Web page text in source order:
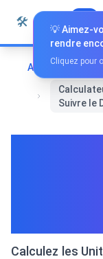
Passer au contenu
🛠️
Accueil
Suivre le
Calculez les
💡 Aimez-
rendre
Cliquez pour